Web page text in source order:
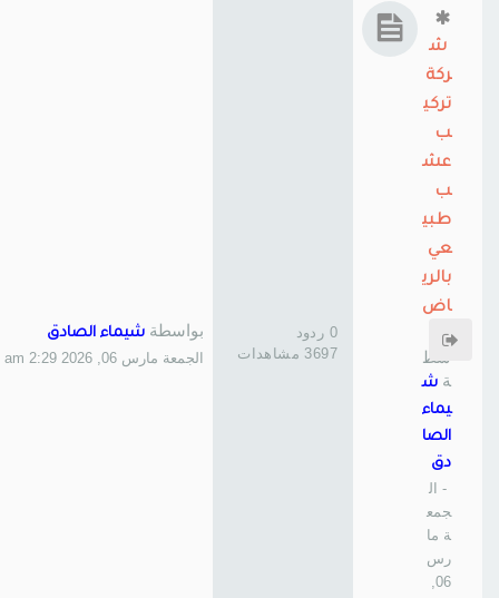
ش
ركة
تركي
ب
عش
ب
طبي
عي
بالري
اض
بوا
سط
ة ش
يماء
الصا
دق
- ال
جمع
ة ما
رس
06,
0 ردود
3697 مشاهدات
بواسطة شيماء الصادق
الجمعة مارس 06, 2026 2:29 am